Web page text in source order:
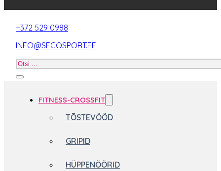
+372 529 0988
INFO@SECOSPORT.EE
Otsi
FITNESS-CROSSFIT
TÕSTEVÖÖD
GRIPID
HÜPPENÖÖRID